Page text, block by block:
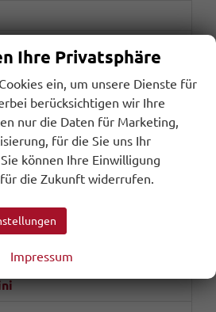
Ihre Privatsphäre
ein, um unsere Dienste für
berücksichtigen wir Ihre
nur die Daten für Marketing,
für die Sie uns Ihr
können Ihre Einwilligung
die Zukunft widerrufen.
Impressum